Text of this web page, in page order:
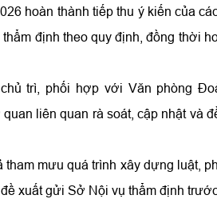
hoàn thành tiếp thu ý kiến của
định theo quy định, đồng thời
trì, phối hợp với Văn phòng
liên quan rà soát, cập nhật và
mưu quá trình xây dựng luật,
xuất gửi Sở Nội vụ thẩm định